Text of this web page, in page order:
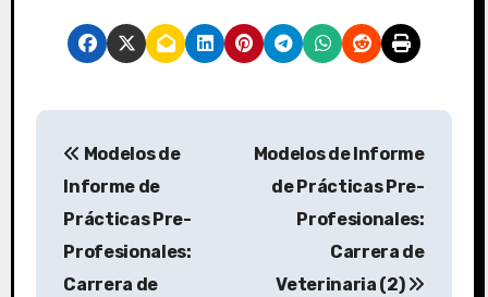
Modelos de
Informe de
Prácticas Pre-
Profesionales:
Carrera de
Modelos de Informe
de Prácticas Pre-
Profesionales:
Carrera de
Veterinaria (2)